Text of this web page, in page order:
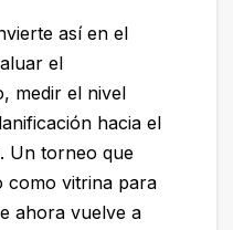
así en el
el
medir el nivel
hacia el
Un torneo que
como vitrina para
ahora vuelve a